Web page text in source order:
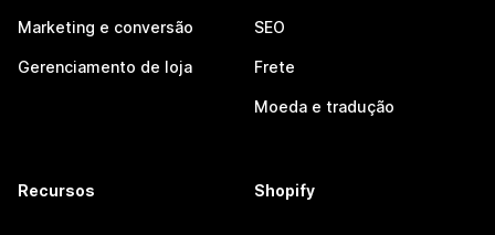
Marketing e conversão
Gerenciamento de loja
SEO
Frete
Moeda e tradução
Recursos Shopify